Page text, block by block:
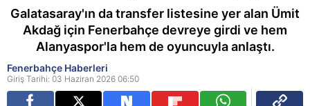
Galatasaray'ın da transfer listesine yer alan Ümit
Akdağ için Fenerbahçe devreye girdi ve hem
Alanyaspor'la hem de oyuncuyla anlaştı.
Fenerbahçe Haberleri
Giriş Tarihi: 03 Haziran 2026 06:50